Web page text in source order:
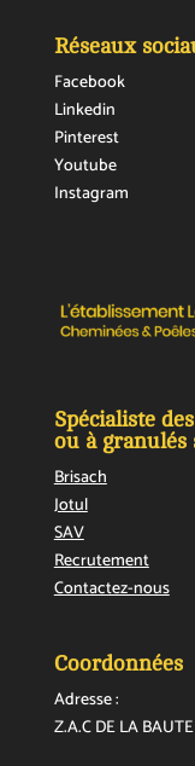
Réseaux
Facebook
Linkedin
Pinterest
Youtube
Instagram
Spécialiste
ou à
Brisach
Jotul
SAV
Recrutement
Contactez-nous
Coordonnées
Adresse :
Z.A.C DE LA BAUTE